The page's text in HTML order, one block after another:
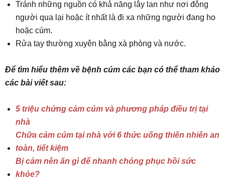
Tránh những nguồn có khả năng lây lan như nơi đông
người qua lại hoặc ít nhất là đi xa những người đang ho
hoặc cúm.
Rửa tay thường xuyên bằng xà phòng và nước.
Để tìm hiểu thêm về bệnh cúm các bạn có thể tham khảo
các bài viết sau:
5 triệu chứng cảm cúm và phương pháp điều trị tại
nhà
Chữa cảm cúm tại nhà với 6 thức uống thiên nhiên an
toàn, tiết kiệm
Bị cảm nên ăn gì để nhanh chóng phục hồi sức
khỏe?